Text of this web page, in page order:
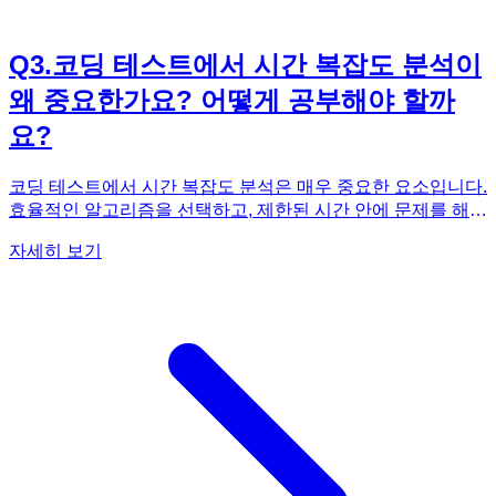
Q3.코딩 테스트에서 시간 복잡도 분석이
왜 중요한가요? 어떻게 공부해야 할까
요?
코딩 테스트에서 시간 복잡도 분석은 매우 중요한 요소입니다.
효율적인 알고리즘을 선택하고, 제한된 시간 안에 문제를 해결
는 입력 크기에 따라 알고리즘의 실행 시간이 어떻게 증가하는
에서는 각 문제 풀이마다 시간 복잡도를 명확하게 분석하여 제
시합니다. 이를 통해 독자들은 각 알고리즘의 효율성을 직관적
으로 이해하고, 문제 해결에 적합한 알고리즘을 선택하는 능력
을 키울 수 있습니다. 또한, 다양한 문제 풀이를 통해 시간 복잡
도 분석 능력을 향상시킬 수 있습니다. 시간 복잡도 분석은 이
론적인 학습뿐만 아니라 실제 코딩 경험을 통해 체득하는 것이
중요합니다. 《코딩 테스트 합격자 되기(파이썬 편)》을 통해
자세히 보기